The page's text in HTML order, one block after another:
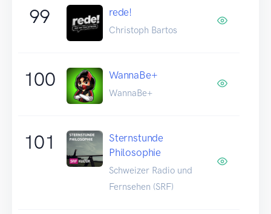
99 rede!
Christoph Bartos
100 WannaBe+
WannaBe+
101
Sternstunde
Philosophie
Schweizer Radio und
Fernsehen (SRF)